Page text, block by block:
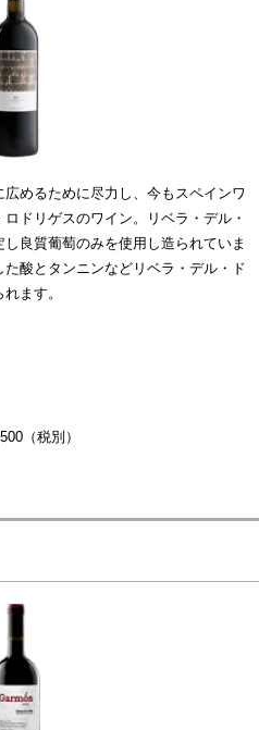
めるために尽力し、今もスペインワ
ドリゲスのワイン。リベラ・デル・
良質葡萄のみを使用し造られていま
酸とタンニンなどリベラ・デル・ド
ます。
（税別）